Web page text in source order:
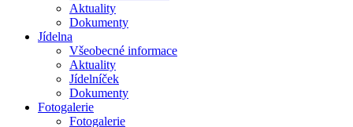
Aktuality
Dokumenty
Jídelna
Všeobecné informace
Aktuality
Jídelníček
Dokumenty
Fotogalerie
Fotogalerie